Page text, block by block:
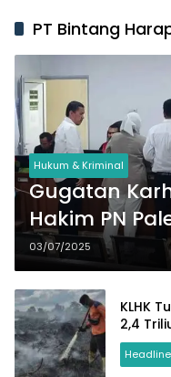
PT Bintang
Hukum & Kriminal
Gugatan
Hakim PN
Kunci PT BHP
03/07/2025
KLHK
2,4
Headline